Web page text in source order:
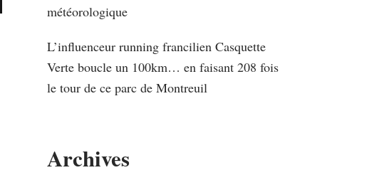
météorologique
L’influenceur running francilien Casquette
Verte boucle un 100km… en faisant 208 fois
le tour de ce parc de Montreuil
Archives